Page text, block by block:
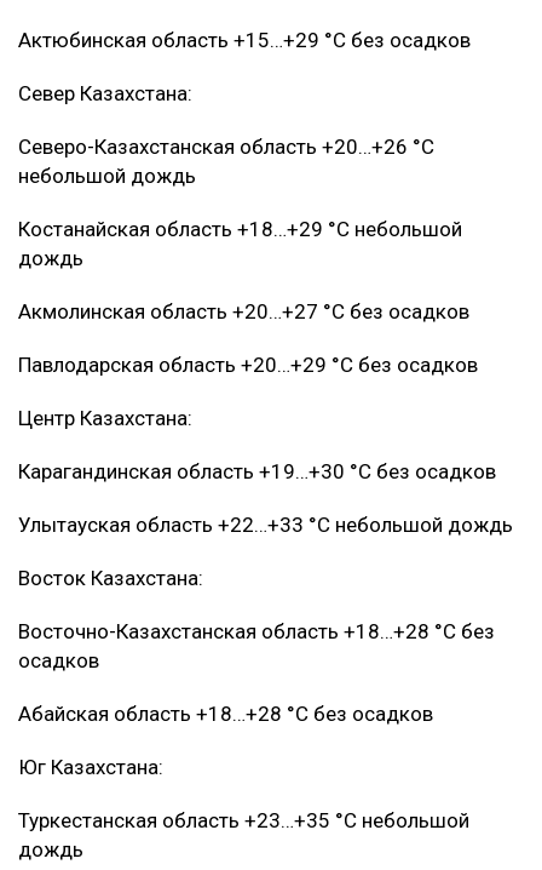
Актюбинская область +15…+29 °C без осадков
Север Казахстана:
Северо-Казахстанская область +20…+26 °C
небольшой дождь
Костанайская область +18…+29 °C небольшой
дождь
Акмолинская область +20…+27 °C без осадков
Павлодарская область +20…+29 °C без осадков
Центр Казахстана:
Карагандинская область +19…+30 °C без осадков
Улытауская область +22…+33 °C небольшой дождь
Восток Казахстана:
Восточно-Казахстанская область +18…+28 °C без
осадков
Абайская область +18…+28 °C без осадков
Юг Казахстана:
Туркестанская область +23…+35 °C небольшой
дождь